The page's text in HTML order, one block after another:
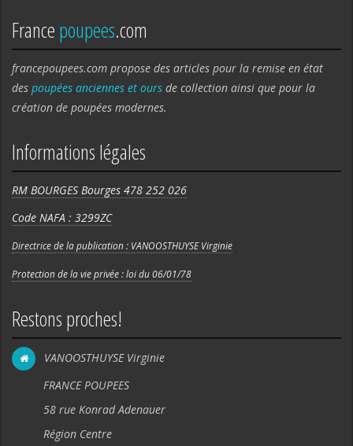
Francepoupees.com
francepoupees.com propose des articles pour la remise en état
des poupées anciennes et ours de collection ainsi que pour la
création de poupées modernes.
Informations légales
RM BOURGES Bourges 478 252 026
Code NAFA : 3299ZC
Directrice de la publication : VANOOSTHUYSE Virginie
Protection de la vie privée : loi du 06/01/78
Restons proches!
VANOOSTHUYSE Virginie
FRANCE POUPEES
58 rue Konrad Adenauer
Région Centre